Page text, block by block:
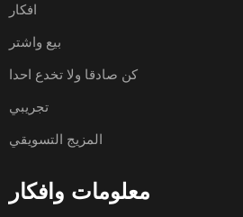
افكار
بيع واشتر
كن صادقا ولا تخدع احدا
تجريبي
المزيج التسويقي
معلومات وافكار